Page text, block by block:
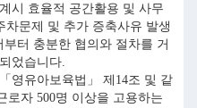
시 효율적 공간활용 및 사무
문제 및 추가 증축사유 발생
터 충분한 협의와 절차를 거
었습니다.
영유아보육법」 제14조 및 같
로자 500명 이상을 고용하는